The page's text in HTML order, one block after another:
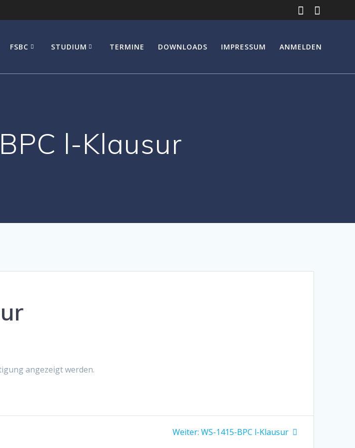
FSBC STUDIUM TERMINE DOWNLOADS IMPRESSUM ANMELDEN
l-Klausur
angezeigt werden.
Weiter: Nächster
WS-1415-BPC l-Klausur